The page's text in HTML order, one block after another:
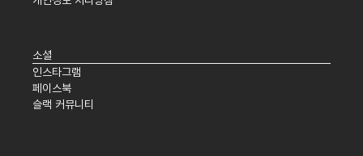
소셜
인스타그램
페이스북
슬랙 커뮤니티